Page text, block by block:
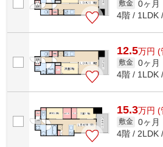
敷金 0ヶ月
4階 / 1LDK
12.5万円 (
敷金 0ヶ月
4階 / 1LDK
15.3万円 (
敷金 0ヶ月
4階 / 2LDK